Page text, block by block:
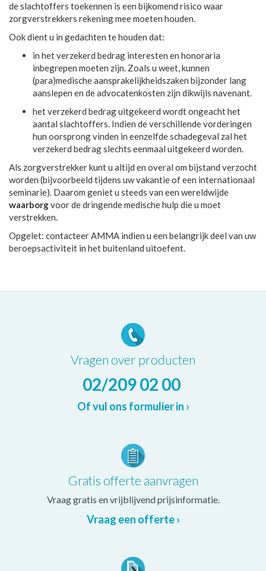
de slachtoffers toekennen is een bijkomend risico waar
zorgverstrekkers rekening mee moeten houden.
Ook dient u in gedachten te houden dat:
in het verzekerd bedrag interesten en honoraria
inbegrepen moeten zijn. Zoals u weet, kunnen
(para)medische aansprakelijkheidszaken bijzonder lang
aanslepen en de advocatenkosten zijn dikwijls navenant.
het verzekerd bedrag uitgekeerd wordt ongeacht het
aantal slachtoffers. Indien de verschillende vorderingen
hun oorsprong vinden in eenzelfde schadegeval zal het
verzekerd bedrag slechts eenmaal uitgekeerd worden.
Als zorgverstrekker kunt u altijd en overal om bijstand verzocht
worden (bijvoorbeeld tijdens uw vakantie of een internationaal
seminarie). Daarom geniet u steeds van een wereldwijde
waarborgvoor de dringende medische hulp die u moet
verstrekken.
Opgelet: contacteer AMMA indien u een belangrijk deel van uw
beroepsactiviteit in het buitenland uitoefent.
Vragen over producten
02/209 02 00
Of vul ons formulier in ›
Gratis offerte aanvragen
Vraag gratis en vrijblijvend prijsinformatie.
Vraag een offerte ›